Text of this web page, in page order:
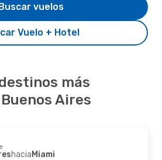
Vuelo + Hotel
vuelos
más
Aires
haciaMiami